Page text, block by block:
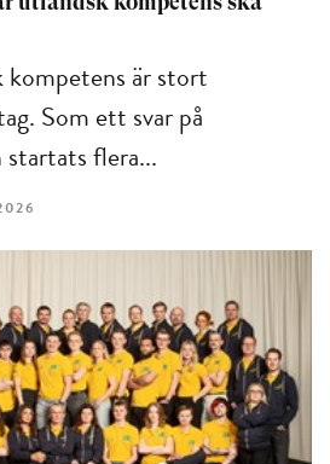
kompetens är stort
Som ett svar på
flera...